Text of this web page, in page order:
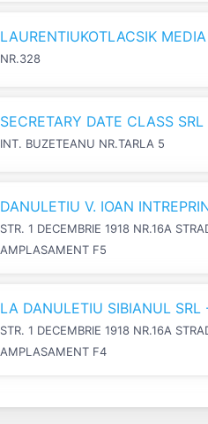
LAURENTIUKOTLACSIK MEDIA
NR.328
SECRETARY DATE CLASS
INT. BUZETEANU NR.TARLA 5
DANULETIU V. IOAN
STR. 1 DECEMBRIE 1918 NR.16A
AMPLASAMENT F5
LA DANULETIU SIBIANUL
STR. 1 DECEMBRIE 1918 NR.16A
AMPLASAMENT F4